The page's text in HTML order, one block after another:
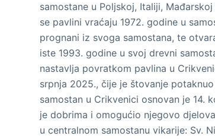
samostane u Poljskoj, Italiji,
se pavlini vraćaju 1972. godine u
prognani iz svoga samostana, te
iste 1993.godine u svoj drevni
nastavlja povratkom pavlina u
srpnja 2025., čije je štovanje
samostan u Crikvenici osnovan je 14.
je dobrima i omogućio njegovo
u centralnom samostanu vikarije: Sv.